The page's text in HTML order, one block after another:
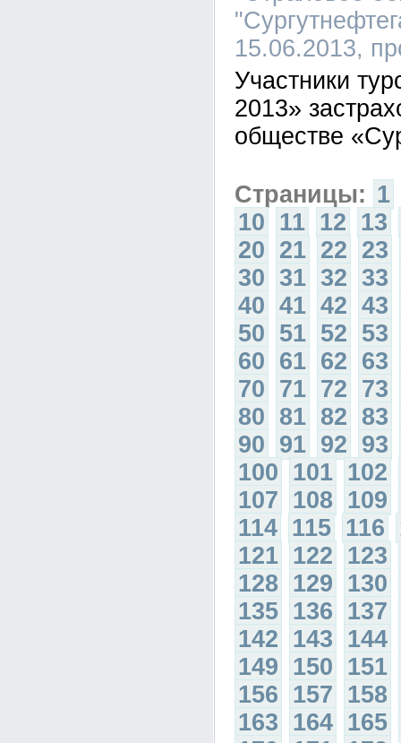
15.06.2013,
Участники
2013»
обществе
Страницы: 1
10 11 12 13
20 21 22 23
30 31 32 33
40 41 42 43
50 51 52 53
60 61 62 63
70 71 72 73
80 81 82 83
90 91 92 93
100 101 102
107 108 109
114 115 116
121 122 123
128 129 130
135 136 137
142 143 144
149 150 151
156 157 158
163 164 165